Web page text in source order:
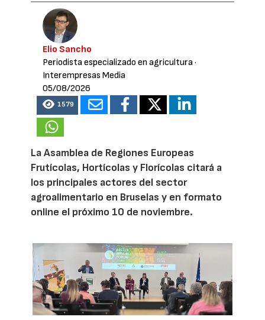
Elio Sancho
Periodista especializado en agricultura·
Interempresas Media
05/08/2026
1579
La Asamblea de Regiones Europeas
Frutícolas, Hortícolas y Florícolas citará a
los principales actores del sector
agroalimentario en Bruselas y en formato
online el próximo 10 de noviembre.